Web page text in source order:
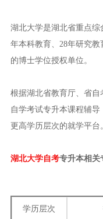
湖北大学是湖北省重点综
年本科教育、28年研究
的博士学位授权单位。
根据湖北省教育厅、省自
自学考试专升本课程辅
更高学历层次的就学平台
湖北大学自考专升本相关
学历层次